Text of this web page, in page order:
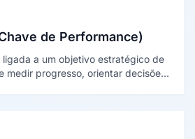
de Performance)
a um objetivo estratégico de
medir progresso, orientar decisões